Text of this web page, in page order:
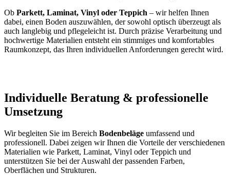
Ob Parkett, Laminat, Vinyl oder Teppich – wir helfen Ihnen
dabei, einen Boden auszuwählen, der sowohl optisch überzeugt als
auch langlebig und pflegeleicht ist. Durch präzise Verarbeitung und
hochwertige Materialien entsteht ein stimmiges und komfortables
Raumkonzept, das Ihren individuellen Anforderungen gerecht wird.
Individuelle Beratung & professionelle
Umsetzung
Wir begleiten Sie im Bereich Bodenbeläge umfassend und
professionell. Dabei zeigen wir Ihnen die Vorteile der verschiedenen
Materialien wie Parkett, Laminat, Vinyl oder Teppich und
unterstützen Sie bei der Auswahl der passenden Farben,
Oberflächen und Strukturen.